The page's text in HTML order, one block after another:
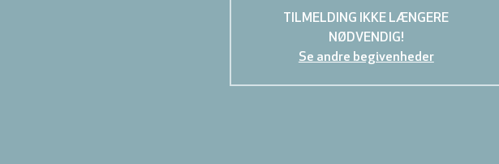
TILMELDING IKKE LÆNGERE
NØDVENDIG!
Se andre begivenheder